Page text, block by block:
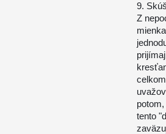
9.
Z
tento